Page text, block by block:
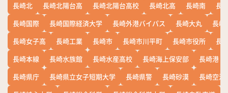
長崎北
長崎北陽台高 長崎北陽台高校 長崎北高 長崎南
長
長崎国際
長崎国際経済大学 長崎外港バイパス 長崎大丸
長崎
長崎女子高
長崎工業 長崎市 長崎市川平町 長崎市役所
長
長崎本線
長崎水族館 長崎水産高校 長崎海上保安部
長崎港
長崎県庁
長崎県立女子短期大学 長崎県警 長崎砂漠
長崎空港